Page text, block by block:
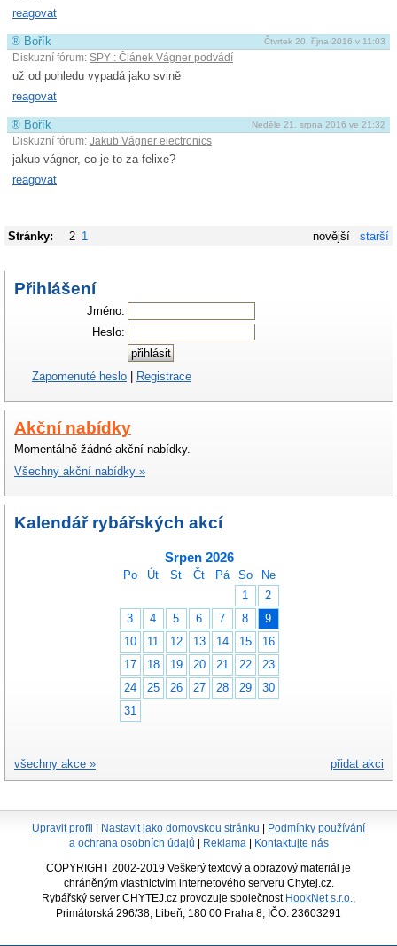
reagovat
Čtvrtek 20. října 2016 v 11:03
® Bořík
Diskuzní fórum: SPY : Článek Vágner podvádí
už od pohledu vypadá jako svině
reagovat
Neděle 21. srpna 2016 ve 21:32
® Bořík
Diskuzní fórum: Jakub Vágner electronics
jakub vágner, co je to za felixe?
reagovat
novější starší
Stránky: 2 1
Přihlášení
Jméno:
Heslo:
Zapomenuté heslo Registrace
Akční nabídky
Momentálně žádné akční nabídky.
Všechny akční nabídky »
Kalendář rybářských akcí
Srpen 2026
Po Út St Čt Pá So
Ne
1
2
3
4 5 6 7 8
9
10
11 12 13 14 15
16
17
18 19 20 21 22
23
24
25 26 27 28 29
30
31
přidat akci
všechny akce »
Upravit profil Nastavit jako domovskou stránku
Podmínky používání
a ochrana osobních údajů
Reklama Kontaktujte nás
COPYRIGHT 2002-2019 Veškerý textový a obrazový materiál je
chráněným vlastnictvím internetového serveru Chytej.cz.
Rybářský server CHYTEJ.cz provozuje společnost HookNet s.r.o.
Primátorská 296/38, Libeň, 180 00 Praha 8, IČO: 23603291